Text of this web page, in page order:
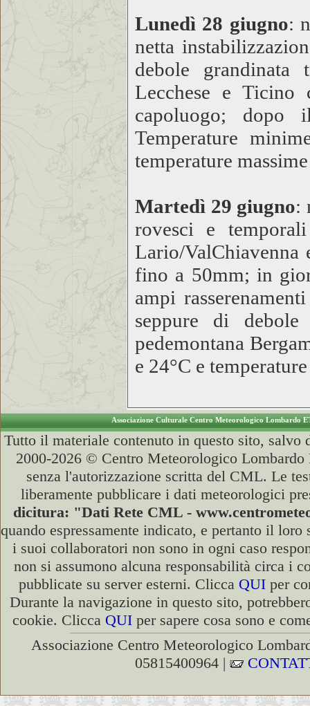
Lunedì 28 giugno:
netta
debole grandinata
Lecchese e
capoluogo; dopo
Temperature
temperature
Martedì 29 giugno:
rovesci e
Lario/ValChiavenna
fino a 50mm; in
ampi
seppure di
pedemontana
e 24°C e
Associazione Culturale Centro Meteorologico Lombardo
Tutto il materiale contenuto in questo sito, salvo
2000-2026 © Centro Meteorologico
senza l'autorizzazione scritta del CML. Le
liberamente pubblicare i dati meteorologici
dicitura: "Dati Rete CML -
quando espressamente indicato, e pertanto il
i suoi collaboratori non sono in ogni caso
non si assumono alcuna responsabilità circa i
pubblicate su server esterni. Clicca QUIper
Durante la navigazione in questo sito,
cookie. Clicca QUI per sapere cosa sono e
Associazione Centro Meteorologico
05815400964 |